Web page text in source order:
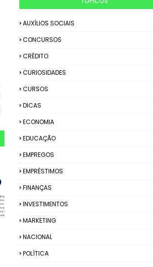
AUXÍLIOS SOCIAIS
CONCURSOS
CRÉDITO
CURIOSIDADES
CURSOS
DICAS
ECONOMIA
EDUCAÇÃO
EMPREGOS
EMPRÉSTIMOS
FINANÇAS
INVESTIMENTOS
MARKETING
NACIONAL
POLÍTICA